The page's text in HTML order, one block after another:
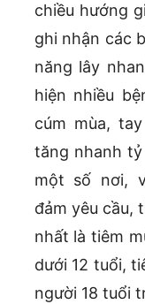
chiều hướng
ghi nhận các
năng lây
hiện nhiều
cúm mùa,
tăng nhanh
một số nơi,
đảm yêu cầu,
nhất là tiêm
dưới 12 tuổi,
người 18 tuổi